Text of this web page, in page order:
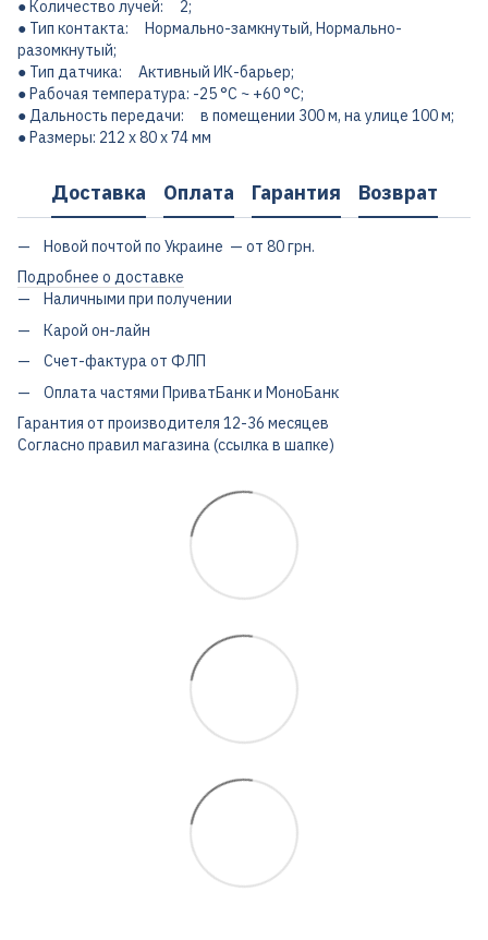
● Количество лучей: 2;
● Тип контакта: Нормально-замкнутый, Нормально-
разомкнутый;
● Тип датчика: Активный ИК-барьер;
● Рабочая температура: -25 °C ~ +60 °C;
● Дальность передачи: в помещении 300 м, на улице 100 м;
● Размеры: 212 x 80 x 74 мм
Доставка Оплата Гарантия Возврат
Новой почтой по Украине — от 80 грн.
Подробнее о доставке
Наличными при получении
Карой он-лайн
Счет-фактура от ФЛП
Оплата частями ПриватБанк и МоноБанк
Гарантия от производителя 12-36 месяцев
Согласно правил магазина (ссылка в шапке)